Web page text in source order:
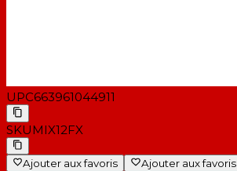
UPC663961044911
SKUMIX12FX
Ajouter aux favoris Ajouter aux favoris